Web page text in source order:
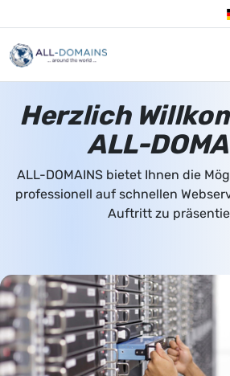
Herzlich
ALL-
ALL-DOMAINS bietet Ihnen die
professionell auf schnellen
Auftritt zu